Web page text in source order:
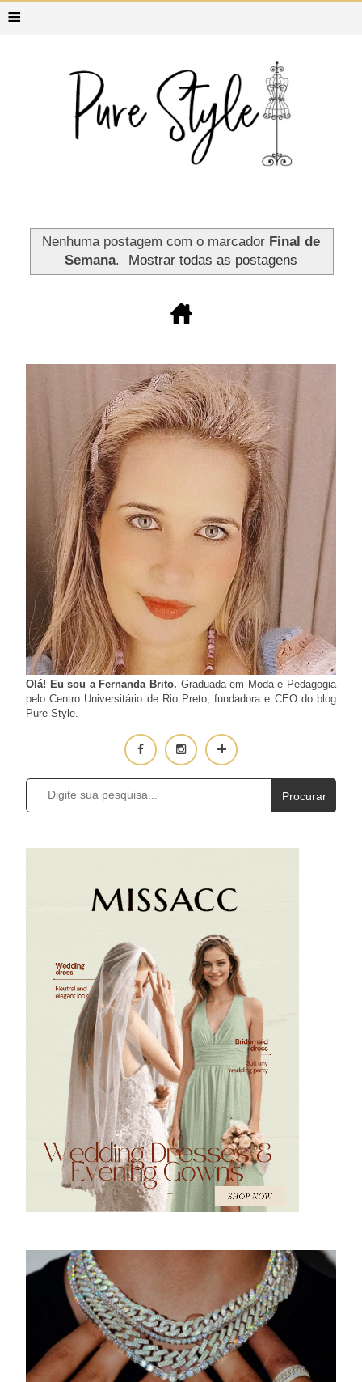
≡
Nenhuma postagem com o marcador Final de
Semana. Mostrar todas as postagens
Olá! Eu sou a Fernanda Brito. Graduada em Moda e Pedagogia
pelo Centro Universitário de Rio Preto, fundadora e CEO do blog
Pure Style.
Procurar